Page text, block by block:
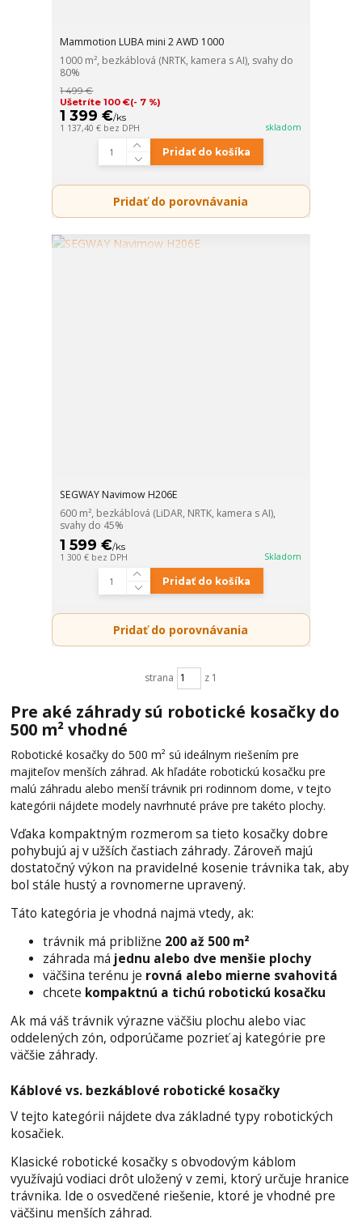
Mammotion LUBA mini 2 AWD 1000
1000 m², bezkáblová (NRTK, kamera s AI), svahy do
80%
1 499 €
Ušetríte 100 €(- 7 %)
1 399 €/ks
1 137,40 € bez DPH skladom
Pridať do košíka
Pridať do porovnávania
SEGWAY Navimow H206E
600 m², bezkáblová (LiDAR, NRTK, kamera s AI),
svahy do 45%
1 599 €/ks
1 300 € bez DPH Skladom
Pridať do košíka
Pridať do porovnávania
strana z 1
Pre aké záhrady sú robotické kosačky do
500 m² vhodné
Robotické kosačky do 500 m² sú ideálnym riešením pre
majiteľov menších záhrad. Ak hľadáte robotickú kosačku pre
malú záhradu alebo menší trávnik pri rodinnom dome, v tejto
kategórii nájdete modely navrhnuté práve pre takéto plochy.
Vďaka kompaktným rozmerom sa tieto kosačky dobre
pohybujú aj v užších častiach záhrady. Zároveň majú
dostatočný výkon na pravidelné kosenie trávnika tak, aby
bol stále hustý a rovnomerne upravený.
Táto kategória je vhodná najmä vtedy, ak:
trávnik má približne 200 až 500 m²
záhrada má jednu alebo dve menšie plochy
väčšina terénu je rovná alebo mierne svahovitá
chcete kompaktnú a tichú robotickú kosačku
Ak má váš trávnik výrazne väčšiu plochu alebo viac
oddelených zón, odporúčame pozrieť aj kategórie pre
väčšie záhrady.
Káblové vs. bezkáblové robotické kosačky
V tejto kategórii nájdete dva základné typy robotických
kosačiek.
Klasické robotické kosačky s obvodovým káblom
využívajú vodiaci drôt uložený v zemi, ktorý určuje hranice
trávnika. Ide o osvedčené riešenie, ktoré je vhodné pre
väčšinu menších záhrad.